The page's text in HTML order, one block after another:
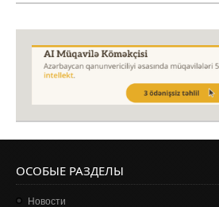
ОСОБЫЕ РАЗДЕЛЫ
Новости